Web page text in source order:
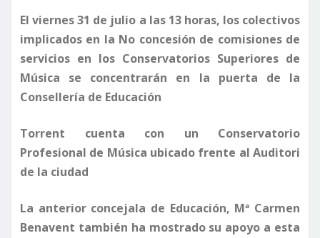
El viernes 31 de julio a las 13 horas, los colectivos
implicados en la No concesión de comisiones de
servicios en los Conservatorios Superiores de
Música se concentrarán en la puerta de la
Consellería de Educación
Torrent cuenta con un Conservatorio
Profesional de Música ubicado frente al Auditori
de la ciudad
La anterior concejala de Educación, Mª Carmen
Benavent también ha mostrado su apoyo a esta